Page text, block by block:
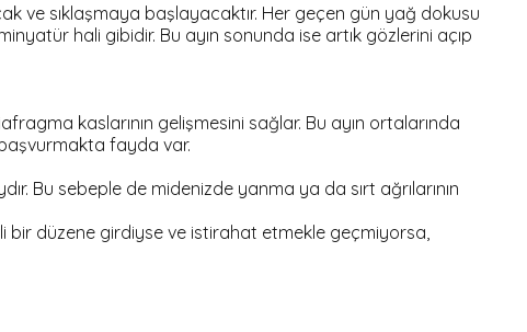
ve sıklaşmaya başlayacaktır. Her geçen gün yağ dokusu
hali gibidir. Bu ayın sonunda ise artık gözlerini açıp
kaslarının gelişmesini sağlar. Bu ayın ortalarında
fayda var.
Bu sebeple de midenizde yanma ya da sırt ağrılarının
bir düzene girdiyse ve istirahat etmekle geçmiyorsa,